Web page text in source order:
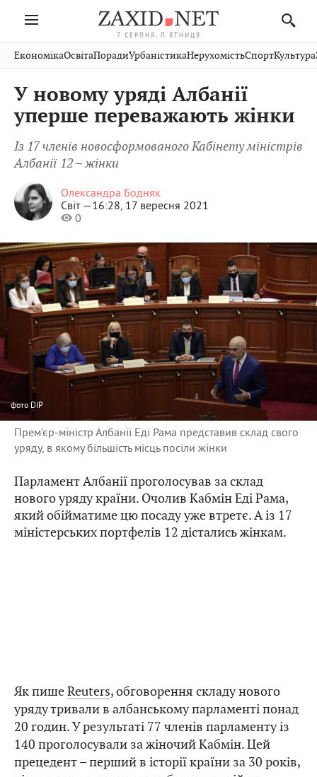
7 СЕРПНЯ, П'ЯТНИЦЯ
Івано-
Франківськ
Волинь
Рівне
Чернівці
Стрий
Хмельницький
Вінниця
Публікації
Авто СловкоКультура
Кіно Дім СпортКраєзнавство
ФотоОсвітаНерухомість
Домашні
ЕкономікаОсвітаПорадиУрбаністикаНерухомістьСпортКультура
У новому уряді Албанії
уперше переважають жінки
Із 17 членів новосформованого Кабінету міністрів
Албанії 12 – жінки
Олександра Бодняк
Світ —16:28, 17 вересня 2021
0
фото DIP
Прем'єр-міністр Албанії Еді Рама представив склад свого
уряду, в якому більшість місць посіли жінки
Парламент Албанії проголосував за склад
нового уряду країни. Очолив Кабмін Еді Рама,
який обійматиме цю посаду уже втретє. А із 17
міністерських портфелів 12 дістались жінкам.
Як пишеReuters, обговорення складу нового
уряду тривали в албанському парламенті понад
20 годин. У результаті 77 членів парламенту із
140 проголосували за жіночий Кабмін. Цей
прецедент – перший в історії країни за 30 років,